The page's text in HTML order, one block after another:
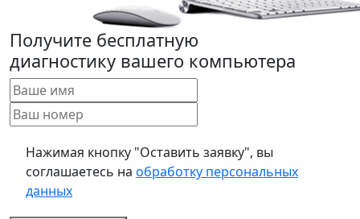
Получите бесплатную
диагностику вашего компьютера
Нажимая кнопку "Оставить заявку", вы
соглашаетесь на обработку персональных
данных